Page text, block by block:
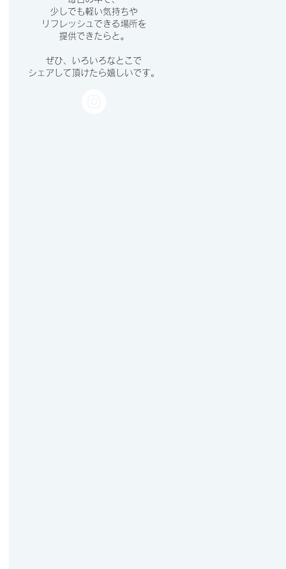
少しでも軽い気持ちや
リフレッシュできる場所を
提供できたらと。
ぜひ、いろいろなとこで
シェアして頂けたら嬉しいです。